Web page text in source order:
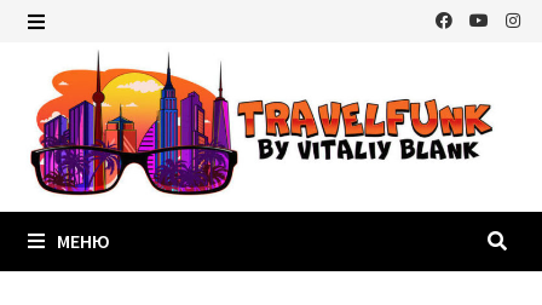
Перейти
содержимому
МЕНЮ